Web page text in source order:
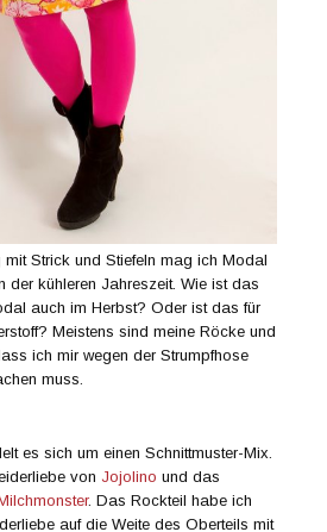
Strick und Stiefeln mag ich Modal
der kühleren Jahreszeit. Wie ist das
auch im Herbst? Oder ist das für
Meistens sind meine Röcke und
ich mir wegen der Strumpfhose
muss.
es sich um einen Schnittmuster-Mix.
von Jojolino und das
. Das Rockteil habe ich
auf die Weite des Oberteils mit